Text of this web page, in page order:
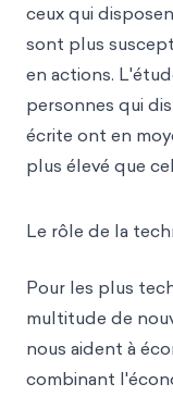
ceux qui
sont plus
en actions.
personnes qui
écrite ont en
plus élevé que
Le rôle de la
Pour les plus
multitude de
nous aident à
combinant